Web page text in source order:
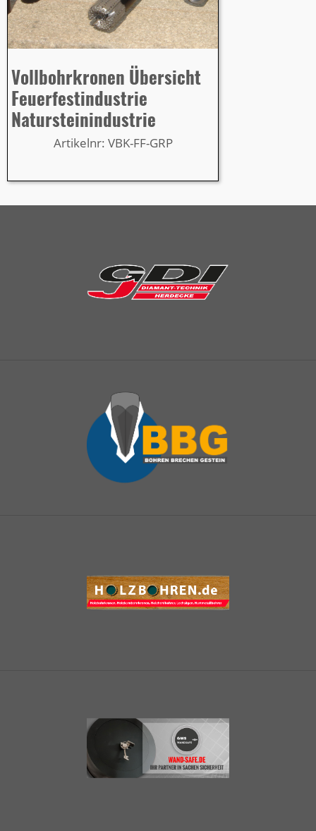
Vollbohrkronen Übersicht
Feuerfestindustrie
Natursteinindustrie
Artikelnr: VBK-FF-GRP